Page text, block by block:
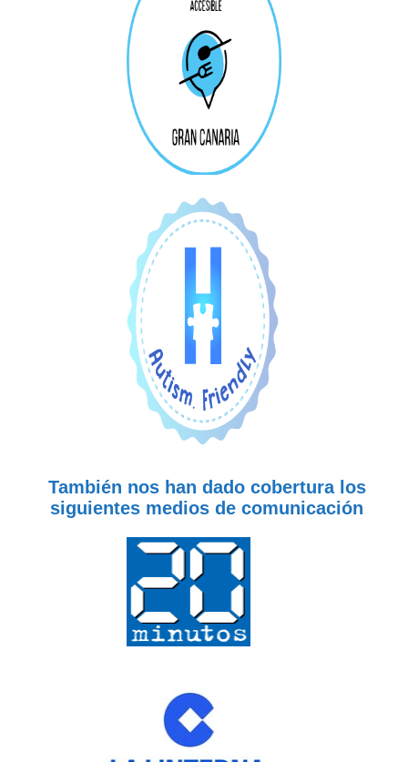
También nos han dado cobertura los
siguientes medios de comunicación